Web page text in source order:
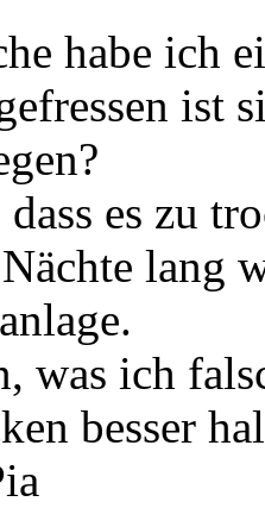
habe ich
ist
es zu
lang
was ich
besser